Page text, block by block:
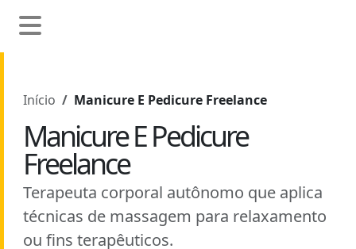
Início Manicure E Pedicure Freelance
Manicure E Pedicure
Freelance
Terapeuta corporal autônomo que aplica
técnicas de massagem para relaxamento
ou fins terapêuticos.